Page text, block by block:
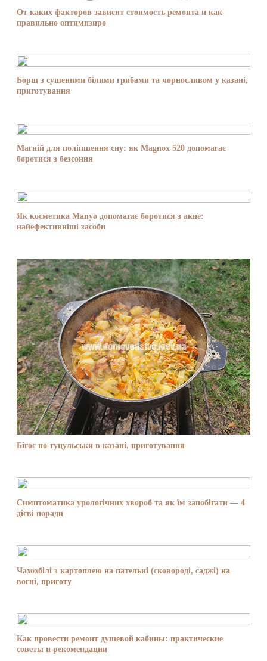
От каких факторов зависит стоимость ремонта и как
правильно оптимизиро
Борщ з сушеними білими грибами та чорносливом у казані,
приготування
Магній для поліпшення сну: як Magnox 520 допомагає
боротися з безсоння
Як косметика Manyo допомагає боротися з акне:
найефективніші засоби
Бігос по-гуцульськи в казані, приготування
Симптоматика урологічних хвороб та як їм запобігати — 4
дієві поради
Чахохбілі з картоплею на пательні (сковороді, саджі) на
вогні, приготу
Как провести ремонт душевой кабины: практические
советы и рекомендации